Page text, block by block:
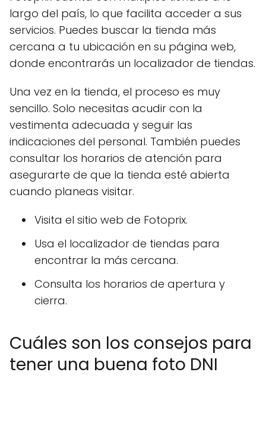
largo del país, lo que facilita acceder a sus
servicios. Puedes buscar la tienda más
cercana a tu ubicación en su página web,
donde encontrarás un localizador de tiendas.
Una vez en la tienda, el proceso es muy
sencillo. Solo necesitas acudir con la
vestimenta adecuada y seguir las
indicaciones del personal. También puedes
consultar los horarios de atención para
asegurarte de que la tienda esté abierta
cuando planeas visitar.
Visita el sitio web de Fotoprix.
Usa el localizador de tiendas para
encontrar la más cercana.
Consulta los horarios de apertura y
cierra.
Cuáles son los consejos para
tener una buena foto DNI